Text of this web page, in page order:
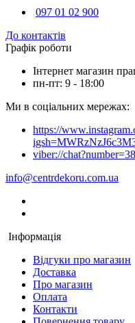
097 01 02 900
До контактів
Графік роботи
Інтернет магазин
пн-пт: 9 - 18:00
Ми в соціальних мережах:
https://
viber://
info@centrdekoru.com.ua
Інформація
Відгуки про магазин
Доставка
Про магазин
Оплата
Контакти